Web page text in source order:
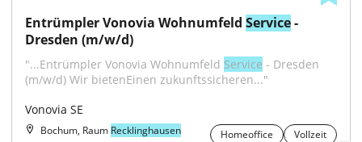
Entrümpler Vonovia Wohnumfeld Service -
Dresden (m/w/d)
"...Entrümpler Vonovia Wohnumfeld Service - Dresden
(m/w/d) Wir bietenEinen zukunftssicheren..."
Vonovia SE
Bochum, Raum Recklinghausen Homeoffice Vollzeit